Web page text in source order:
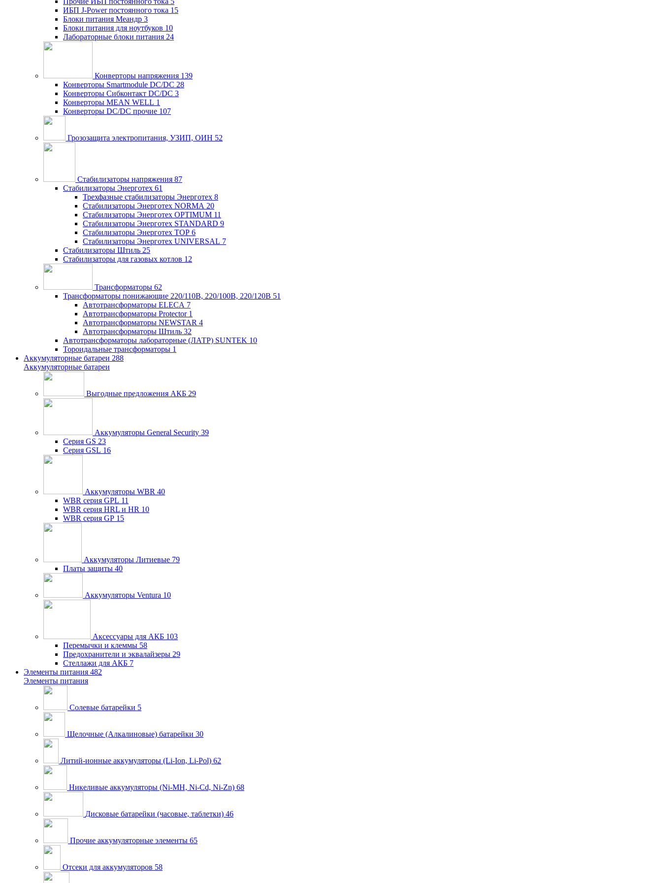
ИБП J-Power постоянного тока 15
Блоки питания Меандр 3
Блоки питания для ноутбуков 10
Лабораторные блоки питания 24
Конверторы напряжения 139
Конверторы Smartmodule DC/DC 28
Конверторы Сибконтакт DC/DC 3
Конверторы MEAN WELL 1
Конверторы DC/DC прочие 107
Грозозащита электропитания, УЗИП, ОИН 52
Стабилизаторы напряжения 87
Стабилизаторы Энерготех 61
Трехфазные стабилизаторы Энерготех 8
Стабилизаторы Энерготех NORMA 20
Стабилизаторы Энерготех OPTIMUM 11
Стабилизаторы Энерготех STANDARD 9
Стабилизаторы Энерготех TOP 6
Стабилизаторы Энерготех UNIVERSAL 7
Стабилизаторы Штиль 25
Стабилизаторы для газовых котлов 12
Трансформаторы 62
Трансформаторы понижающие 220/110В, 220/100В, 220/120В 51
Автотрансформаторы ELECA 7
Автотрансформаторы Protector 1
Автотрансформаторы NEWSTAR 4
Автотрансформаторы Штиль 32
Автотрансформаторы лабораторные (ЛАТР) SUNTEK 10
Тороидальные трансформаторы 1
Аккумуляторные батареи 288
Аккумуляторные батареи
Выгодные предложения АКБ 29
Аккумуляторы General Security 39
Серия GS 23
Серия GSL 16
Аккумуляторы WBR 40
WBR серия GPL 11
WBR серия HRL и HR 10
WBR серия GP 15
Аккумуляторы Литиевые 79
Платы защиты 40
Аккумуляторы Ventura 10
Аксессуары для АКБ 103
Перемычки и клеммы 58
Предохранители и эквалайзеры 29
Стеллажи для АКБ 7
Элементы питания 482
Элементы питания
Солевые батарейки 5
Щелочные (Алкалиновые) батарейки 30
Литий-ионные аккумуляторы (Li-Ion, Li-Pol) 62
Никеливые аккумуляторы (Ni-MH, Ni-Cd, Ni-Zn) 68
Дисковые батарейки (часовые, таблетки) 46
Прочие аккумуляторные элементы 65
Отсеки для аккумуляторов 58